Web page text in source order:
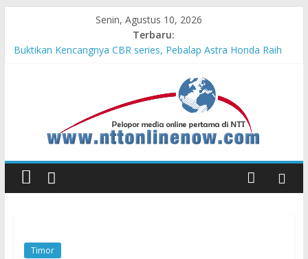
Senin, Agustus 10, 2026
Terbaru:
Buktikan Kencangnya CBR series, Pebalap Astra Honda Raih
Dari Pemula hingga Juara Nasional, Daya Fawziya Buktikan
Pentingnya Edukasi Safety Riding
HUT ke-81 RI Akan Dimeriahkan dengan 133 Tim Karnaval
Kebangsaan dan 198 Tim Gerak Jalan
Memeriahkan HUT ke-81 RI, Warga Desa Ta’aba-Malaka
MPM Honda Jatim Kembali Berikan Beasiswa bagi Anak Asuh
Berprestasi di Malang
Timor